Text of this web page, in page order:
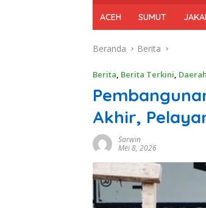
ACEH SUMUT
Beranda Berita
Berita, Berita Terkini, Daerah
Akhir,
Sarwin
Mei 8, 2026